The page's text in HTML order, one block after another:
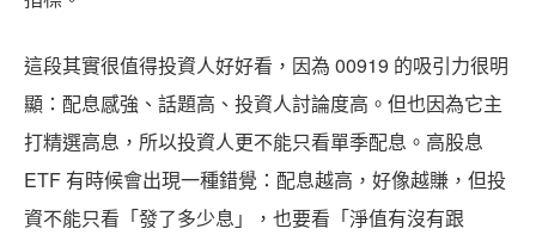
這段其實很值得投資人好好看，因為 00919 的吸引力很明
顯：配息感強、話題高、投資人討論度高。但也因為它主
打精選高息，所以投資人更不能只看單季配息。高股息
ETF 有時候會出現一種錯覺：配息越高，好像越賺，但投
資不能只看「發了多少息」，也要看「淨值有沒有跟